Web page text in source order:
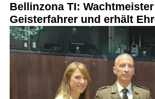
Bellinzona TI:
Geisterfahrer und erhält